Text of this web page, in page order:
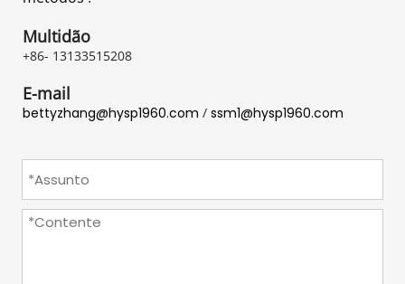
Multidão
+86- 13133515208
E-mail
bettyzhang@hysp1960.com / ssm1@hysp1960.com